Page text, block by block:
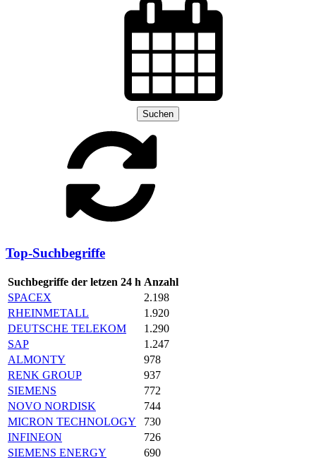
Suchen
Top-Suchbegriffe
Suchbegriffe der letzen 24 h Anzahl
SPACEX
2.198
RHEINMETALL
1.920
DEUTSCHE TELEKOM
1.290
SAP
1.247
ALMONTY
978
RENK GROUP
937
SIEMENS
772
NOVO NORDISK
744
MICRON TECHNOLOGY
730
INFINEON
726
SIEMENS ENERGY
690